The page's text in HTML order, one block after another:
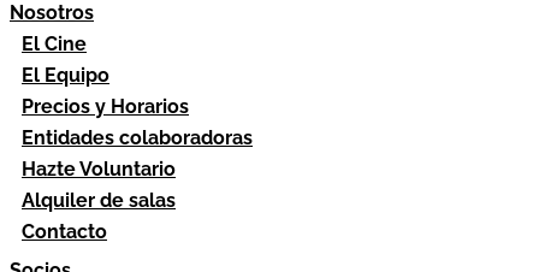
Nosotros
El Cine
El Equipo
Precios y Horarios
Entidades colaboradoras
Hazte Voluntario
Alquiler de salas
Contacto